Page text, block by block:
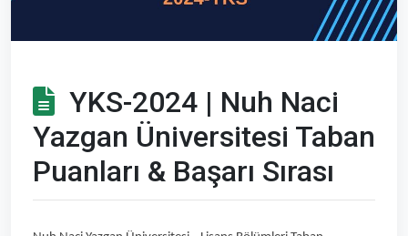
YKS-2024 | Nuh Naci
Yazgan Üniversitesi Taban
Puanları & Başarı Sırası